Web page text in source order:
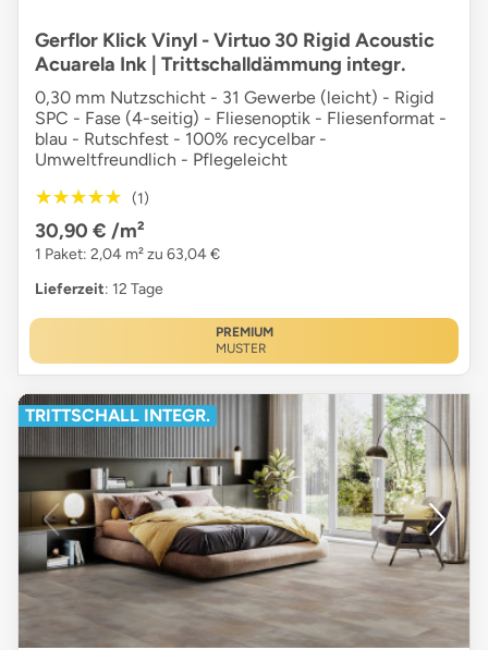
Gerflor Klick Vinyl - Virtuo 30 Rigid Acoustic
Acuarela Ink | Trittschalldämmung integr.
0,30 mm Nutzschicht - 31 Gewerbe (leicht) - Rigid
SPC - Fase (4-seitig) - Fliesenoptik - Fliesenformat -
blau - Rutschfest - 100% recycelbar -
Umweltfreundlich - Pflegeleicht
★★★★★
★★★★★ (1)
30,90 € /m²
1 Paket: 2,04 m² zu 63,04 €
Lieferzeit: 12 Tage
PREMIUM
MUSTER
TRITTSCHALL INTEGR.